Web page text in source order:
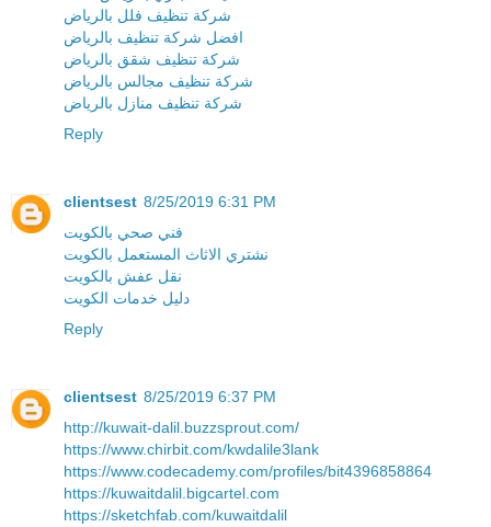
شركة تنظيف فلل بالرياض
افضل شركة تنظيف بالرياض
شركة تنظيف شقق بالرياض
شركة تنظيف مجالس بالرياض
شركة تنظيف منازل بالرياض
Reply
clientsest 8/25/2019 6:31 PM
فني صحي بالكويت
نشتري الاثاث المستعمل بالكويت
نقل عفش بالكويت
دليل خدمات الكويت
Reply
clientsest 8/25/2019 6:37 PM
http://kuwait-dalil.buzzsprout.com/
https://www.chirbit.com/kwdalile3lank
https://www.codecademy.com/profiles/bit4396858864
https://kuwaitdalil.bigcartel.com
https://sketchfab.com/kuwaitdalil